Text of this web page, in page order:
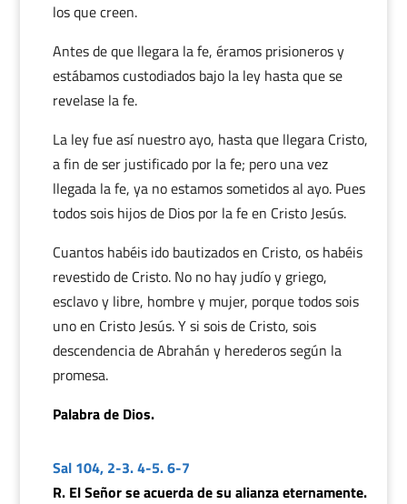
los que creen.
Antes de que llegara la fe, éramos prisioneros y
estábamos custodiados bajo la ley hasta que se
revelase la fe.
La ley fue así nuestro ayo, hasta que llegara Cristo,
a fin de ser justificado por la fe; pero una vez
llegada la fe, ya no estamos sometidos al ayo. Pues
todos sois hijos de Dios por la fe en Cristo Jesús.
Cuantos habéis ido bautizados en Cristo, os habéis
revestido de Cristo. No no hay judío y griego,
esclavo y libre, hombre y mujer, porque todos sois
uno en Cristo Jesús. Y si sois de Cristo, sois
descendencia de Abrahán y herederos según la
promesa.
Palabra de Dios.
Sal 104, 2-3. 4-5. 6-7
R. El Señor se acuerda de su alianza eternamente.